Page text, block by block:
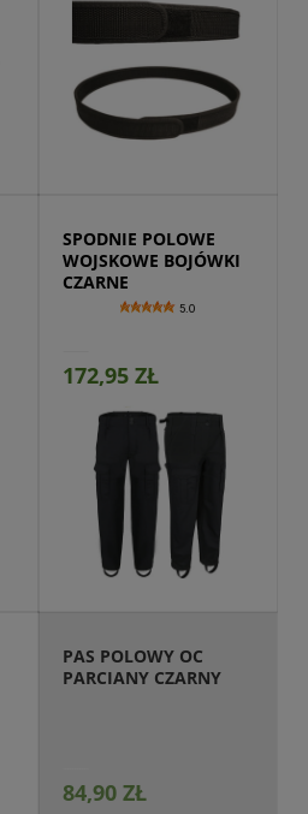
SPODNIE POLOWE
WOJSKOWE BOJÓWKI
CZARNE
5.0
172,95 ZŁ
PAS POLOWY OC
PARCIANY CZARNY
84,90 ZŁ